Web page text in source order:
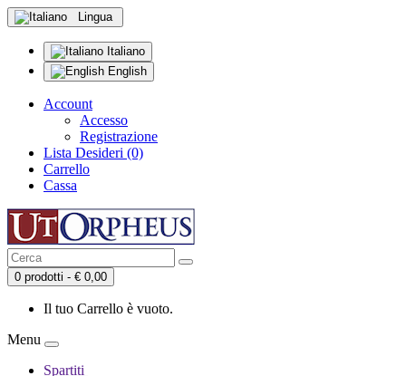
Lingua
Italiano
English
Account
Accesso
Registrazione
Lista Desideri (0)
Carrello
Cassa
0 prodotti - € 0,00
Il tuo Carrello è vuoto.
Menu
Spartiti